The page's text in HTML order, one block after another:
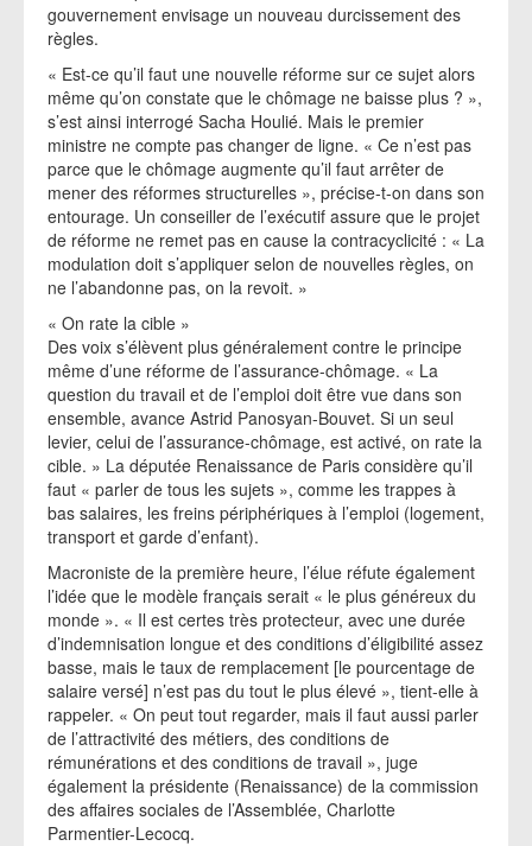
gouvernement envisage un nouveau durcissement des
règles.
« Est-ce qu’il faut une nouvelle réforme sur ce sujet alors
même qu’on constate que le chômage ne baisse plus ? »,
s’est ainsi interrogé Sacha Houlié. Mais le premier
ministre ne compte pas changer de ligne. « Ce n’est pas
parce que le chômage augmente qu’il faut arrêter de
mener des réformes structurelles », précise-t-on dans son
entourage. Un conseiller de l’exécutif assure que le projet
de réforme ne remet pas en cause la contracyclicité : « La
modulation doit s’appliquer selon de nouvelles règles, on
ne l’abandonne pas, on la revoit. »
« On rate la cible »
Des voix s’élèvent plus généralement contre le principe
même d’une réforme de l’assurance-chômage. « La
question du travail et de l’emploi doit être vue dans son
ensemble, avance Astrid Panosyan-Bouvet. Si un seul
levier, celui de l’assurance-chômage, est activé, on rate la
cible. » La députée Renaissance de Paris considère qu’il
faut « parler de tous les sujets », comme les trappes à
bas salaires, les freins périphériques à l’emploi (logement,
transport et garde d’enfant).
Macroniste de la première heure, l’élue réfute également
l’idée que le modèle français serait « le plus généreux du
monde ». « Il est certes très protecteur, avec une durée
d’indemnisation longue et des conditions d’éligibilité assez
basse, mais le taux de remplacement [le pourcentage de
salaire versé] n’est pas du tout le plus élevé », tient-elle à
rappeler. « On peut tout regarder, mais il faut aussi parler
de l’attractivité des métiers, des conditions de
rémunérations et des conditions de travail », juge
également la présidente (Renaissance) de la commission
des affaires sociales de l’Assemblée, Charlotte
Parmentier-Lecocq.